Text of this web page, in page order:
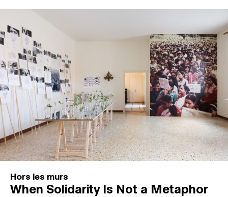
Hors les murs
When Solidarity Is Not a Metaphor